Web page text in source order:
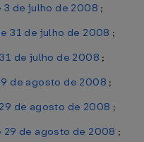
3 de julho de 2008 ;
31 de julho de 2008 ;
de julho de 2008 ;
de agosto de 2008 ;
de agosto de 2008 ;
29 de agosto de 2008 ;